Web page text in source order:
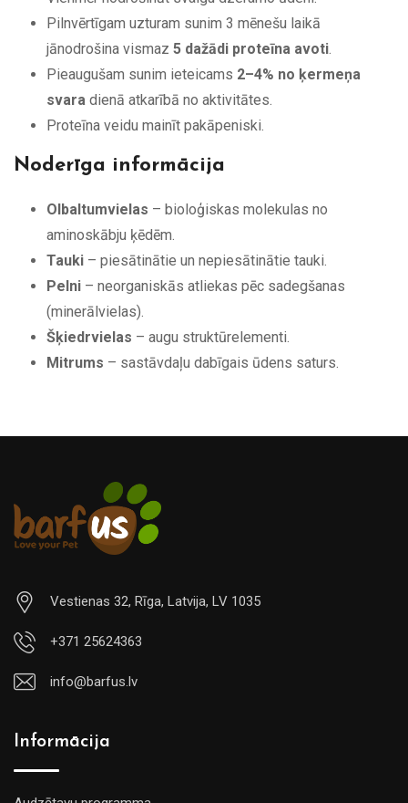
Pilnvērtīgam uzturam sunim 3 mēnešu laikā
jānodrošina vismaz 5 dažādi proteīna avoti.
Pieaugušam sunim ieteicams 2–4% no ķermeņa
svara dienā atkarībā no aktivitātes.
Proteīna veidu mainīt pakāpeniski.
Noderīga informācija
Olbaltumvielas – bioloģiskas molekulas no
aminoskābju ķēdēm.
Tauki – piesātinātie un nepiesātinātie tauki.
Pelni – neorganiskās atliekas pēc sadegšanas
(minerālvielas).
Šķiedrvielas – augu struktūrelementi.
Mitrums – sastāvdaļu dabīgais ūdens saturs.
Vestienas 32, Rīga, Latvija, LV 1035
+371 25624363
info@barfus.lv
Informācija